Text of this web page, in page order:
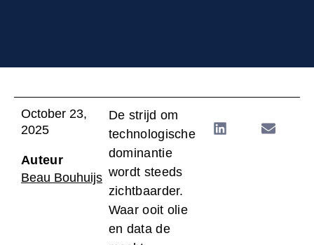
October 23,
2025
Auteur
Beau Bouhuijs
De strijd om
technologische
dominantie
wordt steeds
zichtbaarder.
Waar ooit olie
en data de